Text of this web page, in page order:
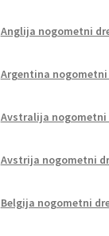
Anglija nogometni
Argentina nogometni
Avstralija nogometni
Avstrija nogometni
Belgija nogometni